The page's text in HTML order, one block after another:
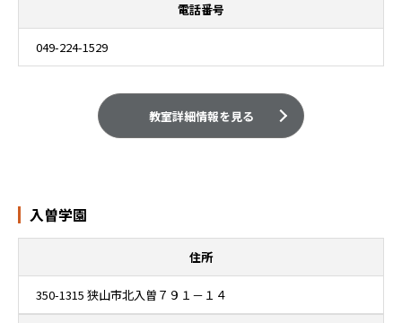
電話番号
049-224-1529
教室詳細情報を見る
入曽学園
住所
350-1315 狭山市北入曽７９１－１４